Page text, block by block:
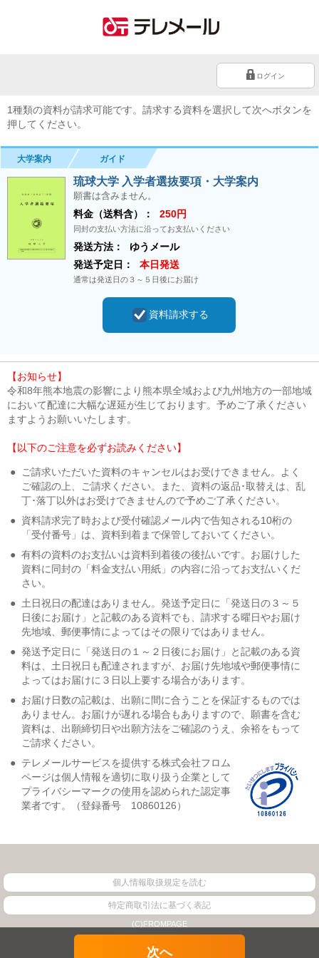
ログイン
1種類の資料が請求可能です。請求する資料を選択して次へボタンを
押してください。
大学案内 ガイド
琉球大学 入学者選抜要項・大学案内
願書は含みません。
料金（送料含）： 250円
同封の支払い方法に沿ってお支払いください
発送方法：
ゆうメール
発送予定日：
本日発送
通常は発送日の３～５日後にお届け
資料請求する
【お知らせ】
令和8年熊本地震の影響により熊本県全域および九州地方の一部地域
において配達に大幅な遅延が生じております。予めご了承ください
ますようお願いいたします。
【以下のご注意を必ずお読みください】
●
ご請求いただいた資料のキャンセルはお受けできません。よく
ご確認の上、ご請求ください。また、資料の返品･取替えは、乱
丁･落丁以外はお受けできませんので予めご了承ください。
● 資料請求完了時および受付確認メール内で告知される10桁の
「受付番号」は、資料到着まで保管しておいてください。
● 有料の資料のお支払いは資料到着後の後払いです。お届けした
資料に同封の「料金支払い用紙」の内容に沿ってお支払いくだ
さい。
● 土日祝日の配達はありません。発送予定日に「発送日の３～５
日後にお届け」と記載のある資料でも、請求する曜日やお届け
先地域、郵便事情によってはその限りではありません。
● 発送予定日に「発送日の１～２日後にお届け」と記載のある資
料は、土日祝日も配達されますが、お届け先地域や郵便事情に
よってはお届けに３日以上要する場合があります。
● お届け日数の記載は、出願に間に合うことを保証するものでは
ありません。お届けが遅れる場合もありますので、願書を含む
資料は、出願締切日や出願方法をご確認のうえ、余裕をもって
ご請求ください。
● テレメールサービスを提供する株式会社フロム
ページは個人情報を適切に取り扱う企業として
プライバシーマークの使用を認められた認定事
業者です。（登録番号 10860126）
個人情報取扱規定を読む
特定商取引法に基づく表記
(C)FROMPAGE